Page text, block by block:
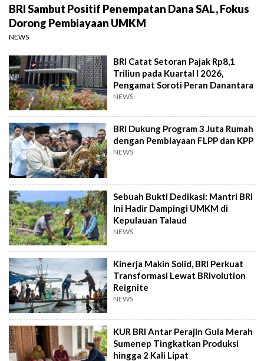
BRI Sambut Positif Penempatan Dana SAL, Fokus
Dorong Pembiayaan UMKM
NEWS
BRI Catat Setoran Pajak Rp8,1
Triliun pada Kuartal I 2026,
Pengamat Soroti Peran Danantara
NEWS
BRI Dukung Program 3 Juta Rumah
dengan Pembiayaan FLPP dan KPP
NEWS
Sebuah Bukti Dedikasi: Mantri BRI
Ini Hadir Dampingi UMKM di
Kepulauan Talaud
NEWS
Kinerja Makin Solid, BRI Perkuat
Transformasi Lewat BRIvolution
Reignite
NEWS
KUR BRI Antar Perajin Gula Merah
Sumenep Tingkatkan Produksi
hingga 2 Kali Lipat